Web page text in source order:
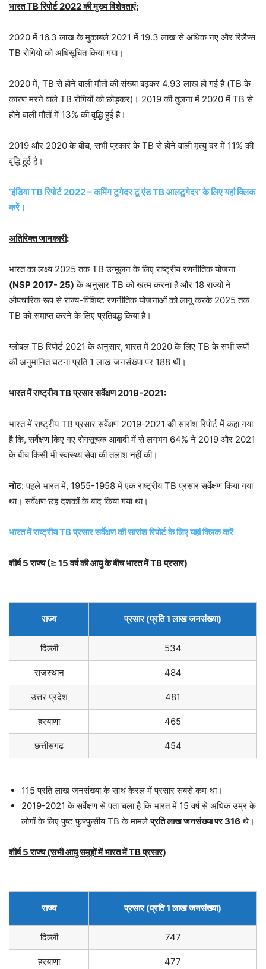
भारत TB रिपोर्ट 2022 की मुख्य विशेषताएं:
2020 में 16.3 लाख के मुकाबले 2021 में 19.3 लाख से अधिक नए और रिलैप्स
TB रोगियों को अधिसूचित किया गया।
2020 में, TB से होने वाली मौतों की संख्या बढ़कर 4.93 लाख हो गई है (TB के
कारण मरने वाले TB रोगियों को छोड़कर)। 2019 की तुलना में 2020 में TB से
होने वाली मौतों में 13% की वृद्धि हुई है।
2019 और 2020 के बीच, सभी प्रकार के TB से होने वाली मृत्यु दर में 11% की
वृद्धि हुई है।
‘इंडिया TB रिपोर्ट 2022 – कमिंग टुगेदर टू एंड TB आलटुगेदर’ के लिए यहां क्लिक
करें।
अतिरिक्त जानकारी:
भारत का लक्ष्य 2025 तक TB उन्मूलन के लिए राष्ट्रीय रणनीतिक योजना
(NSP 2017- 25) के अनुसार TB को खत्म करना है और 18 राज्यों ने
औपचारिक रूप से राज्य-विशिष्ट रणनीतिक योजनाओं को लागू करके 2025 तक
TB को समाप्त करने के लिए प्रतिबद्ध किया है।
ग्लोबल TB रिपोर्ट 2021 के अनुसार, भारत में 2020 के लिए TB के सभी रूपों
की अनुमानित घटना प्रति 1 लाख जनसंख्या पर 188 थी।
भारत में राष्ट्रीय TB प्रसार सर्वेक्षण 2019-2021:
भारत में राष्ट्रीय TB प्रसार सर्वेक्षण 2019-2021 की सारांश रिपोर्ट में कहा गया
है कि, सर्वेक्षण किए गए रोगसूचक आबादी में से लगभग 64% ने 2019 और 2021
के बीच किसी भी स्वास्थ्य सेवा की तलाश नहीं की।
नोट: पहले भारत में, 1955-1958 में एक राष्ट्रीय TB प्रसार सर्वेक्षण किया गया
था। सर्वेक्षण छह दशकों के बाद किया गया था।
भारत में राष्ट्रीय TB प्रसार सर्वेक्षण की सारांश रिपोर्ट के लिए यहां क्लिक करें
शीर्ष 5 राज्य (≥ 15 वर्ष की आयु के बीच भारत में TB प्रसार)
राज्य प्रसार (प्रति 1 लाख जनसंख्या)
दिल्ली 534
राजस्थान 484
उत्तर प्रदेश 481
हरयाणा 465
छत्तीसगढ 454
115 प्रति लाख जनसंख्या के साथ केरल में प्रसार सबसे कम था।
2019-2021 के सर्वेक्षण से पता चला है कि भारत में 15 वर्ष से अधिक उम्र के
लोगों के लिए पुष्ट फुफ्फुसीय TB के मामलेप्रति लाख जनसंख्या पर 316 थे।
शीर्ष 5 राज्य (सभी आयु समूहों में भारत में TB प्रसार)
राज्य प्रसार (प्रति 1 लाख जनसंख्या)
दिल्ली 747
हरयाणा 477